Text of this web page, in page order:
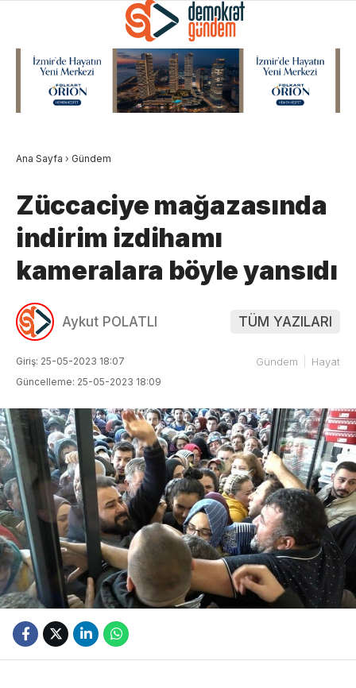
Ana Sayfa › Gündem
Züccaciye mağazasında
indirim izdihamı
kameralara böyle yansıdı
Aykut POLATLI TÜM YAZILARI
Giriş: 25-05-2023 18:07
Güncelleme: 25-05-2023 18:09
Gündem Hayat